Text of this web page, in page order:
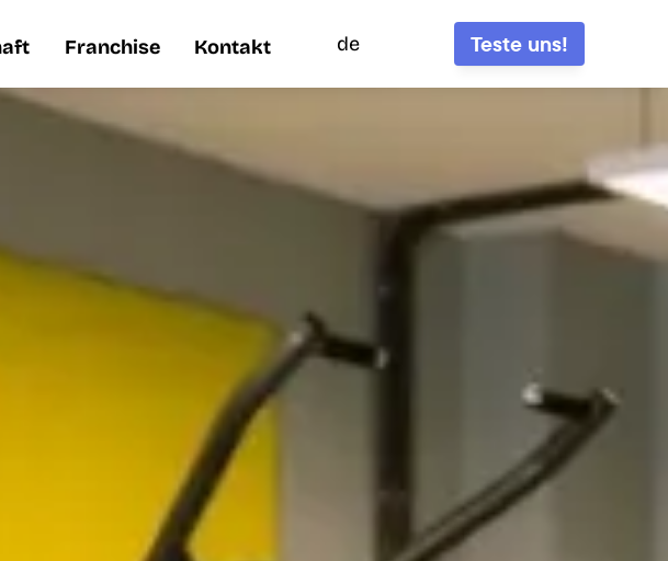
Franchise
Franchise
Kontakt
Kontakt
de Teste uns!